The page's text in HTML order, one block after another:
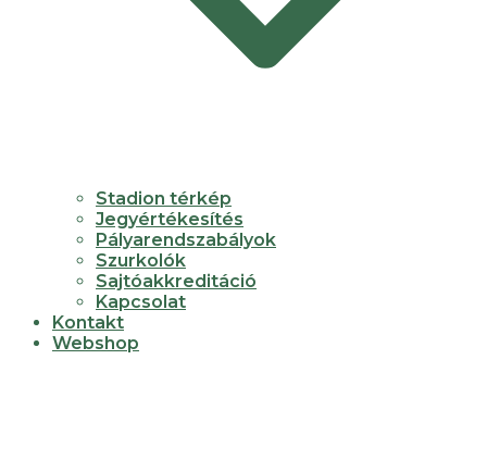
Stadion térkép
Jegyértékesítés
Pályarendszabályok
Szurkolók
Sajtóakkreditáció
Kapcsolat
Kontakt
Webshop